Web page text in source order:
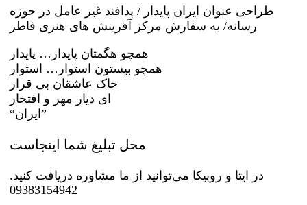
طراحی عنوان ایران پایدار / پدافند غیر عامل در حوزه
رسانه/ به سفارش مرکز آفرینش های هنری فاطر
همچو هگمتان پایدار… پایدار
همچو بیستون استوار… استوار
خاک عاشقان بی قرار
ای دیار مهر و افتخار
“ایران”
محل تبلیغ شما اینجاست
در ایتا و روبیکا می‌توانید از ما مشاوره دریافت کنید.
09383154942